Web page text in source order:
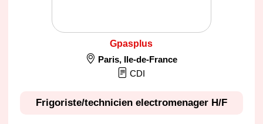
Gpasplus
Paris, Ile-de-France
CDI
Frigoriste/technicien electromenager H/F